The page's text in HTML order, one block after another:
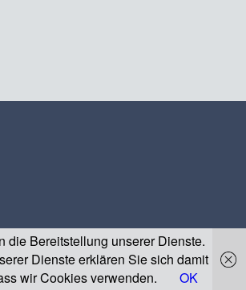
die Bereitstellung unserer Dienste.
Dienste erklären Sie sich damit
wir Cookies verwenden.
OK